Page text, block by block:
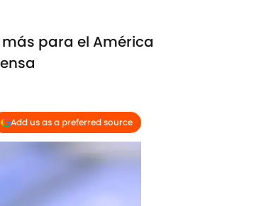
para el América
Add us as a preferred source